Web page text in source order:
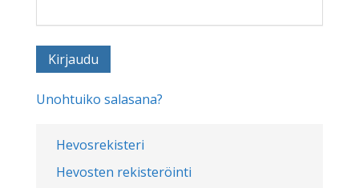
Hevosrekisteri
Hevosten rekisteröinti
Unohtuiko salasana?